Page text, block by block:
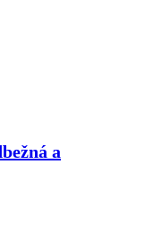
a